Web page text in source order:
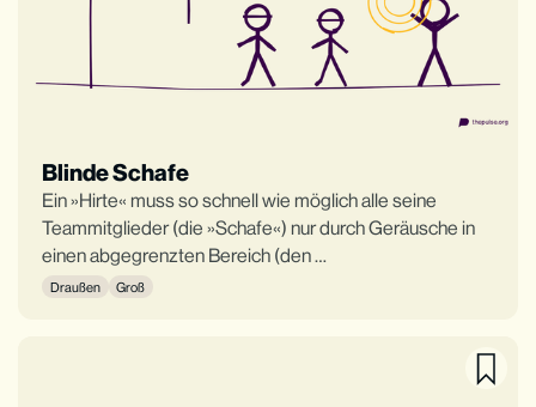
Blinde Schafe
Ein »Hirte« muss so schnell wie möglich alle seine
Teammitglieder (die »Schafe«) nur durch Geräusche in
einen abgegrenzten Bereich (den …
Draußen Groß